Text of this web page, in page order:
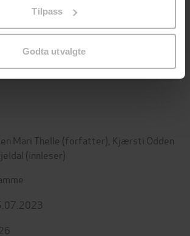
Tilpass
Godta utvalgte
349,-
Mari Thelle (forfatter), Kjærsti Odden
(innleser)